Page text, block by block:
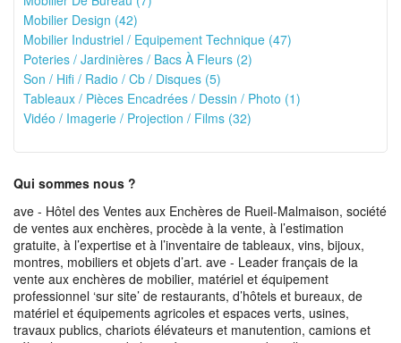
Mobilier Design (42)
Mobilier Industriel / Equipement Technique (47)
Poteries / Jardinières / Bacs À Fleurs (2)
Son / Hifi / Radio / Cb / Disques (5)
Tableaux / Pièces Encadrées / Dessin / Photo (1)
Vidéo / Imagerie / Projection / Films (32)
Qui sommes nous ?
ave - Hôtel des Ventes aux Enchères de Rueil-Malmaison, société
de ventes aux enchères, procède à la vente, à l’estimation
gratuite, à l’expertise et à l’inventaire de tableaux, vins, bijoux,
montres, mobiliers et objets d’art. ave - Leader français de la
vente aux enchères de mobilier, matériel et équipement
professionnel ‘sur site’ de restaurants, d’hôtels et bureaux, de
matériel et équipements agricoles et espaces verts, usines,
travaux publics, chariots élévateurs et manutention, camions et